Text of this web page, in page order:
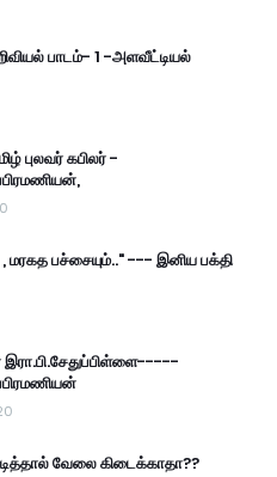
பாடம்- 1 -அளவீட்டியல்
புலவர் கபிலர் -
, மரகத பச்சையும்.." --- இனிய பக்தி
வேலை கிடைக்காதா??